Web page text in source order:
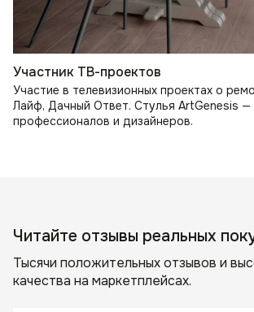
Участник ТВ-проектов
Участие в телевизионных проектах о
Лайф, Дачный Ответ. Стулья ArtGenesis —
профессионалов и дизайнеров.
Читайте отзывы реальных
Тысячи положительных отзывов и
качества на маркетплейсах.